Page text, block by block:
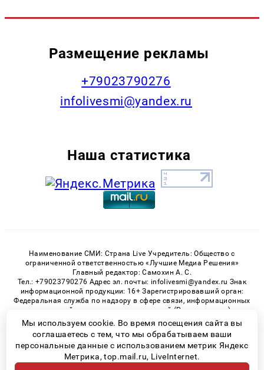
Размещение рекламы
+79023790276
infolivesmi@yandex.ru
Наша статистика
Наименование СМИ: Страна Live Учредитель: Общество с
ограниченной ответственностью «Лучшие Медиа Решения»
Главный редактор: Самохин А. С.
Тел.: +79023790276 Адрес эл. почты: infolivesmi@yandex.ru Знак
информационной продукции: 16+ Зарегистрировавший орган:
Федеральная служба по надзору в сфере связи, информационных
технологий и массовых коммуникаций (Роскомнадзор)
Регистрационный номер СМИ ЭЛ № ФС 77 - 82538 от 21.01.2022
© 2026 «» | Все права защищены
Мы используем cookie. Во время посещения сайта вы
соглашаетесь с тем, что мы обрабатываем ваши
персональные данные с использованием метрик Яндекс
Метрика, top.mail.ru, LiveInternet.